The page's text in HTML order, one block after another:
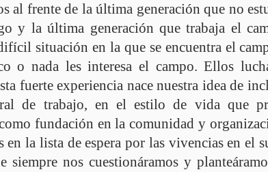
al frente de la última generación que no
y la última generación que trabaja el
situación en la que se encuentra el
o nada les interesa el campo. Ellos
fuerte experiencia nace nuestra idea de
de trabajo, en el estilo de vida que
fundación en la comunidad y
en la lista de espera por las vivencias en
siempre nos cuestionáramos y